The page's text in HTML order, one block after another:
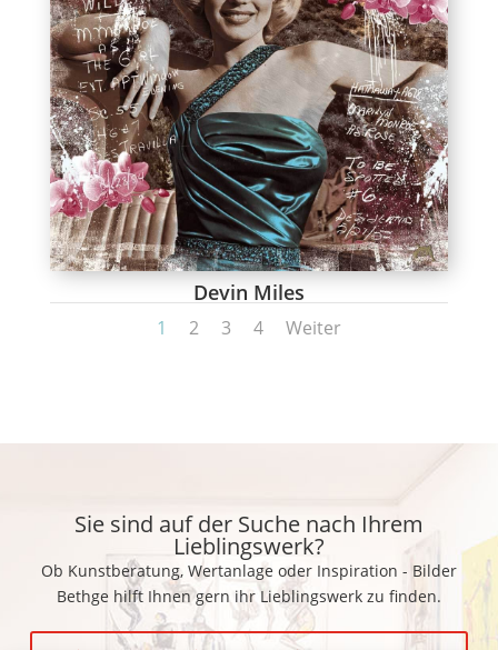
Devin Miles
1 2 3 4 Weiter
Sie sind auf der Suche nach Ihrem
Lieblingswerk?
Ob Kunstberatung, Wertanlage oder Inspiration - Bilder
Bethge hilft Ihnen gern ihr Lieblingswerk zu finden.